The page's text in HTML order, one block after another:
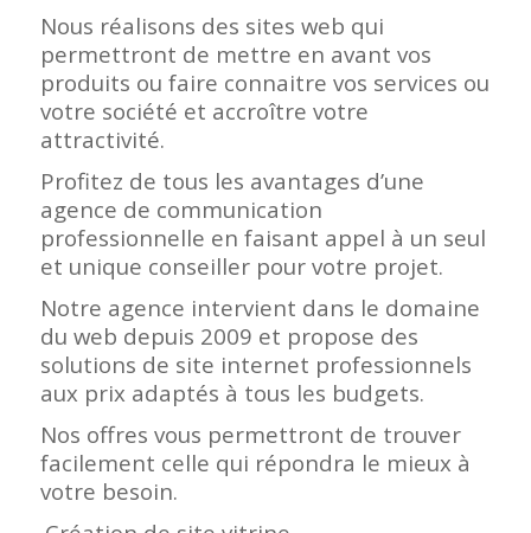
Nous réalisons des sites web qui
permettront de mettre en avant vos
produits ou faire connaitre vos services ou
votre société et accroître votre
attractivité.
Profitez de tous les avantages d’une
agence de communication
professionnelle en faisant appel à un seul
et unique conseiller pour votre projet.
Notre agence intervient dans le domaine
du web depuis 2009 et propose des
solutions de site internet professionnels
aux prix adaptés à tous les budgets.
Nos offres vous permettront de trouver
facilement celle qui répondra le mieux à
votre besoin.